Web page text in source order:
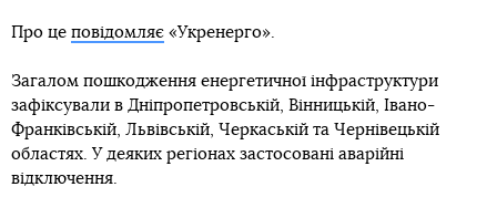
Про це повідомляє «Укренерго».
Загалом пошкодження енергетичної інфраструктури
зафіксували в Дніпропетровській, Вінницькій, Івано-
Франківській, Львівській, Черкаській та Чернівецькій
областях. У деяких регіонах застосовані аварійні
відключення.